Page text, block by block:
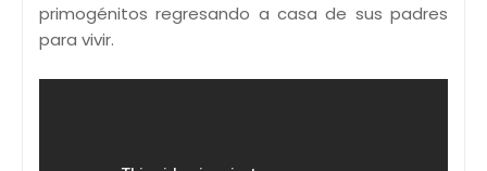
primogénitos regresando a casa de sus padres
para vivir.